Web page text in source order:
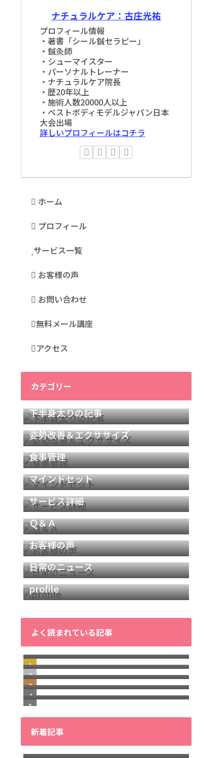
ナチュラルケア：古庄光祐
プロフィール情報
・著書「シール鍼セラピー」
・鍼灸師
・シューマイスター
・パーソナルトレーナー
・ナチュラルケア院長
・歴20年以上
・施術人数20000人以上
・ベストボディモデルジャパン日本
大会出場
詳しいプロフィールはコチラ
ホーム
プロフィール
サービス一覧
お客様の声
お問い合わせ
無料メール講座
アクセス
カテゴリー
下半身太りの記事
姿勢改善＆エクササイズ
食事管理
マインドセット
サービス詳細
Ｑ＆Ａ
お客様の声
日常のニュース
profile
よく読まれている記事
40代からの「疲れにくい体」をつく
る3つの習慣！7日間無料メール講座
【古庄光祐のプロフィール】鍼灸師/
パーソナルトレーナーとして働く理
由
【シール鍼】の効果とおすすめのシ
ール鍼を分かりやすく解説
【40代体型崩れ】更年期からのお
腹・下半身太りを防ぐ4つの原因と改
善法
巻き肩のセルフチェック方法と原因
｜自分で改善するための完全ガイド
新着記事
40代からの「疲れやすさ」の正体が
わかる！無料10日間メール講座
40代からの「疲れやすさ」オンライ
「腰痛と疲れてからの回復が早くな